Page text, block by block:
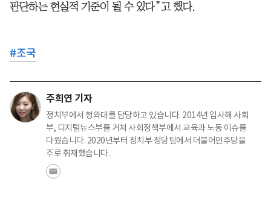
판단하는 현실적 기준이 될 수 있다”고 했다.
#조국
주희연 기자
정치부에서 청와대를 담당하고 있습니다. 2014년 입사해 사회
부, 디지털뉴스부를 거쳐 사회정책부에서 교육과 노동 이슈를
다뤘습니다. 2020년부터 정치부 정당팀에서 더불어민주당을
주로 취재했습니다.